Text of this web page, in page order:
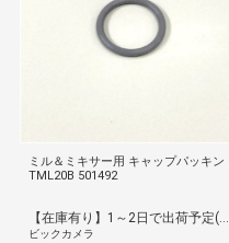
ミル＆ミキサー用 キャップパッキン
TML20B 501492
【在庫有り】1～2日で出荷予定(日付指定可)
ビックカメラ